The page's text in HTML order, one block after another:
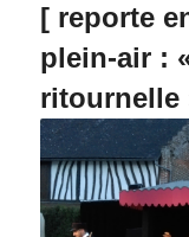
[ reporte
plein-air :
ritournelle